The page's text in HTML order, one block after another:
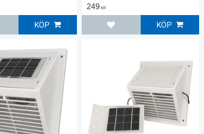
till i favoriter
KÖP
249 KR
Lägg till i favoriter
KÖP